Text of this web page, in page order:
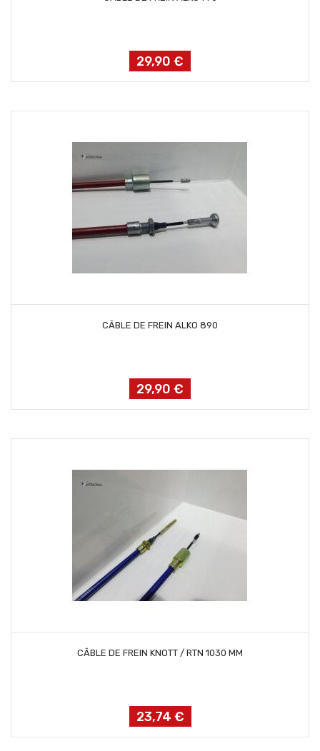
Prix
29,90 €
CÂBLE DE FREIN ALKO 890
Prix
29,90 €
AJOUTER AU PANIER
CÂBLE DE FREIN KNOTT / RTN 1030 MM
Prix
23,74 €